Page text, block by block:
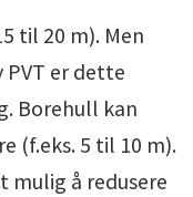
til 20 m). Men
er dette
Borehull kan
(f.eks. 5 til 10 m).
mulig å redusere